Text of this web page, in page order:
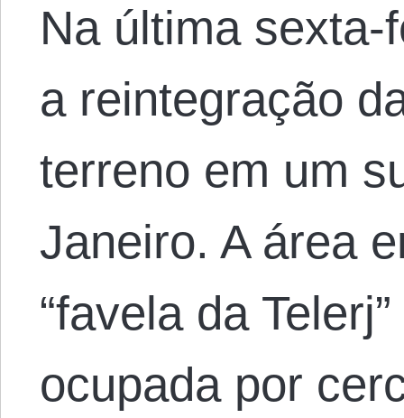
Na última sexta-
a reintegração
terreno em um
Janeiro. A área
“favela da
ocupada por